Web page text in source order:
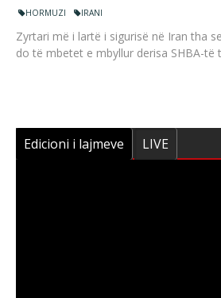
HORMUZI
IRANI
Zyrtari më i lartë i sigurisë në Iran tha
do të mbetet e mbyllur derisa SHBA-të
Edicioni i lajmeve LIVE